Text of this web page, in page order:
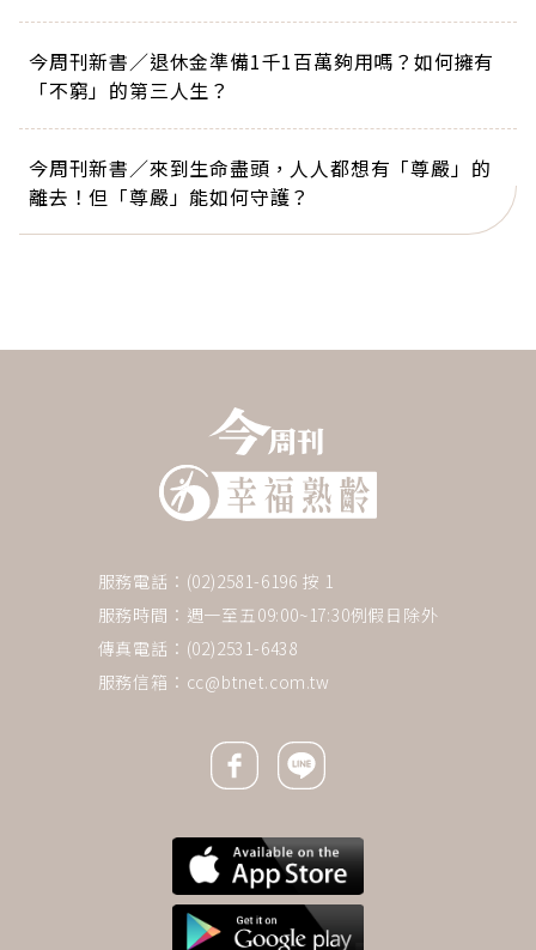
今周刊新書／退休金準備1千1百萬夠用嗎？如何擁有
「不窮」的第三人生？
今周刊新書／來到生命盡頭，人人都想有「尊嚴」的
離去！但「尊嚴」能如何守護？
服務電話：(02)2581-6196 按 1
服務時間：週一至五09:00~17:30例假日除外
傳真電話：(02)2531-6438
服務信箱： cc@btnet.com.tw
Facebook icon
Line icon